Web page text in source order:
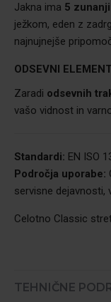
Jakna ima 5
ježkom, eden z
najnujnejše
ODSEVNI
Zaradi odsevnih
vašo vidnost in
Standardi: EN ISO
Področja uporabe:
servisne dejavnosti,
Celotno Classic
TEHNIČNE